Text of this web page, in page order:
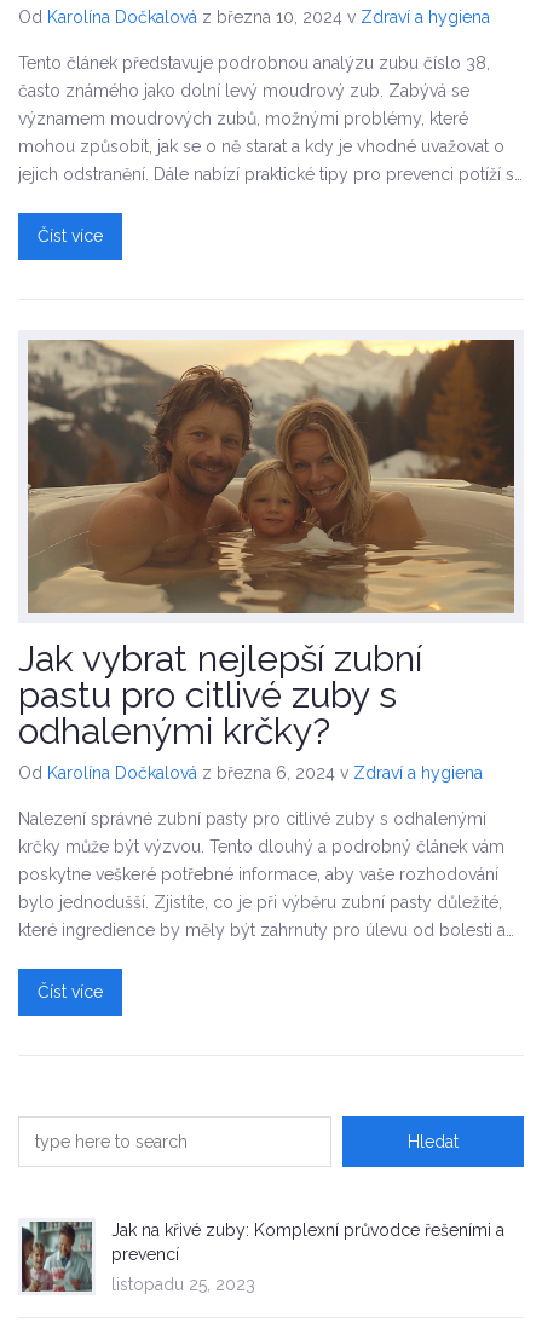
Od Karolína Dočkalová z března 10, 2024 v Zdraví a hygiena
Tento článek představuje podrobnou analýzu zubu číslo 38,
často známého jako dolní levý moudrový zub. Zabývá se
významem moudrových zubů, možnými problémy, které
mohou způsobit, jak se o ně starat a kdy je vhodné uvažovat o
jejich odstranění. Dále nabízí praktické tipy pro prevenci potíží s
nejvyšší úrovni.
Číst více
Jak vybrat nejlepší zubní
pastu pro citlivé zuby s
odhalenými krčky?
Od Karolína Dočkalová z března 6, 2024 v Zdraví a hygiena
Nalezení správné zubní pasty pro citlivé zuby s odhalenými
krčky může být výzvou. Tento dlouhý a podrobný článek vám
poskytne veškeré potřebné informace, aby vaše rozhodování
bylo jednodušší. Zjistíte, co je při výběru zubní pasty důležité,
které ingredience by měly být zahrnuty pro úlevu od bolesti a
pečovat o citlivé zuby. Ponořte se do světa dentální hygieny a
zjistěte, jaká zubní pasta je pro vás ta pravá.
Číst více
Jak na křivé zuby: Komplexní průvodce řešeními a
prevencí
listopadu 25, 2023